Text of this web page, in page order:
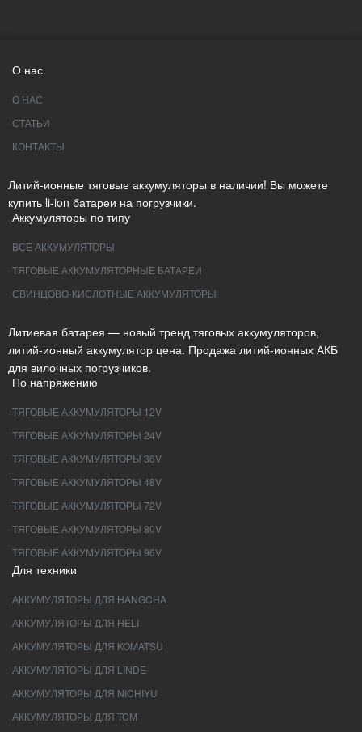
О нас
О НАС
СТАТЬИ
КОНТАКТЫ
Литий-ионные тяговые аккумуляторы в наличии! Вы можете
купить li-ion батареи на погрузчики.
Аккумуляторы по типу
ВСЕ АККУМУЛЯТОРЫ
ТЯГОВЫЕ АККУМУЛЯТОРНЫЕ БАТАРЕИ
СВИНЦОВО-КИСЛОТНЫЕ АККУМУЛЯТОРЫ
Литиевая батарея — новый тренд тяговых аккумуляторов,
литий-ионный аккумулятор цена. Продажа литий-ионных АКБ
для вилочных погрузчиков.
По напряжению
ТЯГОВЫЕ АККУМУЛЯТОРЫ 12V
ТЯГОВЫЕ АККУМУЛЯТОРЫ 24V
ТЯГОВЫЕ АККУМУЛЯТОРЫ 36V
ТЯГОВЫЕ АККУМУЛЯТОРЫ 48V
ТЯГОВЫЕ АККУМУЛЯТОРЫ 72V
ТЯГОВЫЕ АККУМУЛЯТОРЫ 80V
ТЯГОВЫЕ АККУМУЛЯТОРЫ 96V
Для техники
АККУМУЛЯТОРЫ ДЛЯ HANGCHA
АККУМУЛЯТОРЫ ДЛЯ HELI
АККУМУЛЯТОРЫ ДЛЯ KOMATSU
АККУМУЛЯТОРЫ ДЛЯ LINDE
АККУМУЛЯТОРЫ ДЛЯ NICHIYU
АККУМУЛЯТОРЫ ДЛЯ TCM